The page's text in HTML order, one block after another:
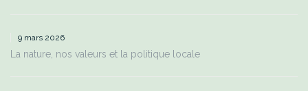
9 mars 2026
La nature, nos valeurs et la politique locale